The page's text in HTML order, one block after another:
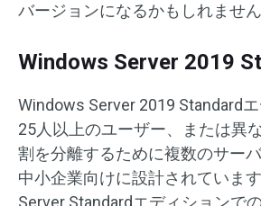
バージョンになるかもしれません
Windows Server 2019
Windows Server 2019 Standardエ
25人以上のユーザー、または異
割を分離するために複数のサー
中小企業向けに設計されていま
Server Standardエディションで